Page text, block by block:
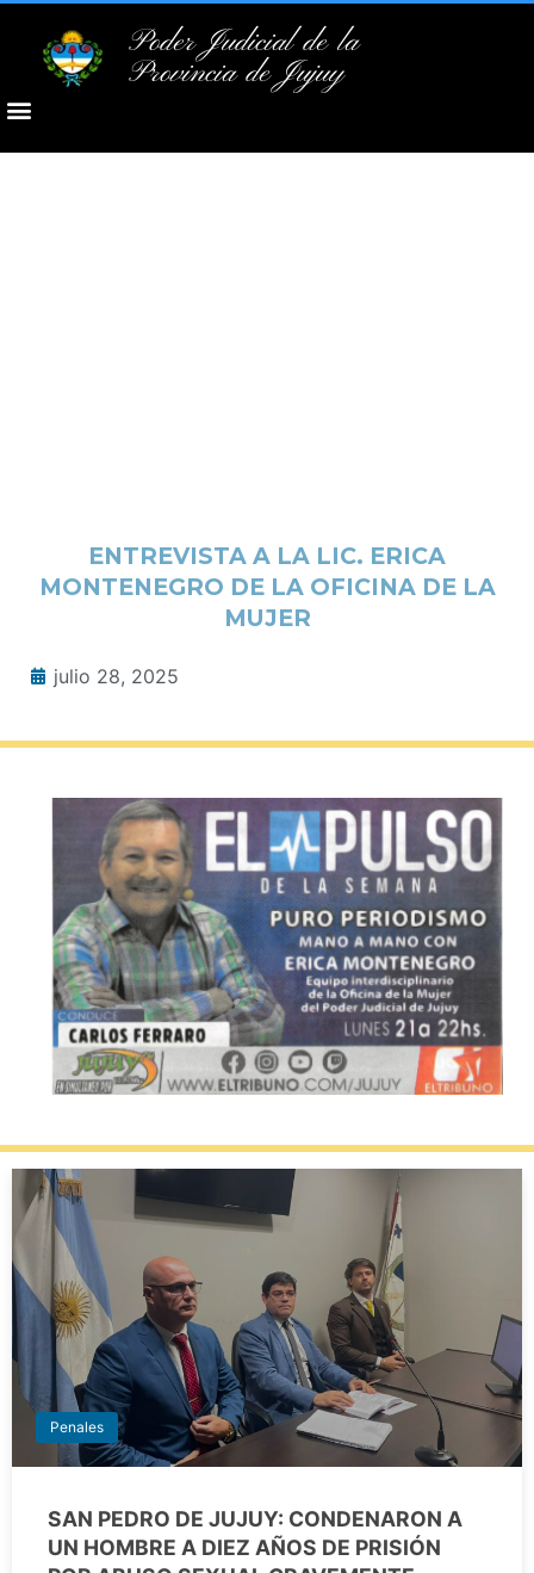
Poder Judicial de la
Provincia de Jujuy
ENTREVISTA A LA LIC. ERICA
MONTENEGRO DE LA OFICINA DE LA
MUJER
julio 28, 2025
Penales
SAN PEDRO DE JUJUY: CONDENARON A
UN HOMBRE A DIEZ AÑOS DE PRISIÓN